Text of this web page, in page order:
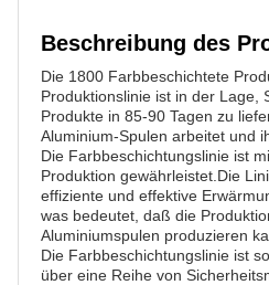
Beschreibung des
Die 1800 Farbbeschichtete
Produktionslinie ist in der Lage,
Produkte in 85-90 Tagen zu
Aluminium-Spulen arbeitet und
Die Farbbeschichtungslinie ist
Produktion gewährleistet.Die
effiziente und effektive
was bedeutet, daß die
Aluminiumspulen produzieren
Die Farbbeschichtungslinie ist
über eine Reihe von